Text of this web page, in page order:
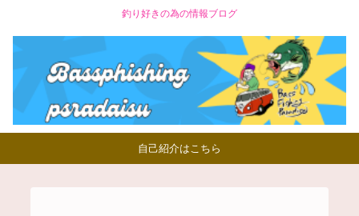
釣り好きの為の情報ブログ
自己紹介はこちら